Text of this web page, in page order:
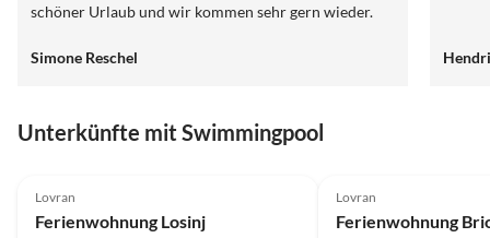
schöner Urlaub und wir kommen sehr gern wieder.
Simone Reschel
Unterkünfte mit Swimmingpool
Lovran
Ferienwohnung Losinj
Lovran
Ferienwohnung